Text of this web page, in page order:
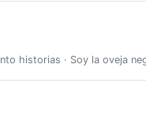
historias · Soy la oveja